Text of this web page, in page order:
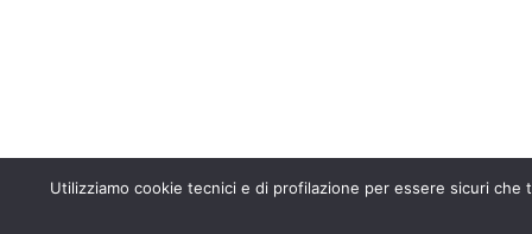
Utilizziamo cookie tecnici e di profilazione per essere sicuri